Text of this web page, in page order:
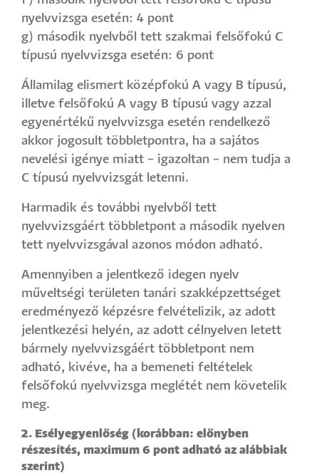
nyelvvizsga esetén: 4 pont
g) második nyelvből tett szakmai felsőfokú C
típusú nyelvvizsga esetén: 6 pont
Államilag elismert középfokú A vagy B típusú,
illetve felsőfokú A vagy B típusú vagy azzal
egyenértékű nyelvvizsga esetén rendelkező
akkor jogosult többletpontra, ha a sajátos
nevelési igénye miatt – igazoltan – nem tudja a
C típusú nyelvvizsgát letenni.
Harmadik és további nyelvből tett
nyelvvizsgáért többletpont a második nyelven
tett nyelvvizsgával azonos módon adható.
Amennyiben a jelentkező idegen nyelv
műveltségi területen tanári szakképzettséget
eredményező képzésre felvételizik, az adott
jelentkezési helyén, az adott célnyelven letett
bármely nyelvvizsgáért többletpont nem
adható, kivéve, ha a bemeneti feltételek
felsőfokú nyelvvizsga meglétét nem követelik
meg.
2. Esélyegyenlőség (korábban: előnyben
részesítés, maximum 6 pont adható az alábbiak
szerint)